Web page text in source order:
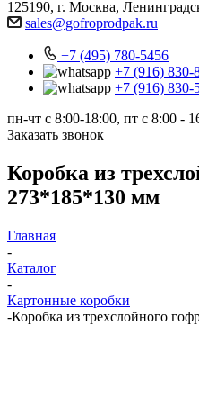
125190, г. Москва,
sales@gofroprodpak.ru
+7 (495) 780-5456
+7 (916) 830-
+7 (916) 830-
пн-чт c 8:00-18:00, пт с 8:00 -
Заказать звонок
Коробка из
273*185*130 мм
Главная
-
Каталог
-
Картонные коробки
-Коробка из трехслойного